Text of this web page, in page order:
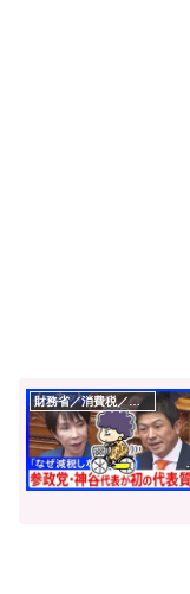
財務省／消費税／デフレ